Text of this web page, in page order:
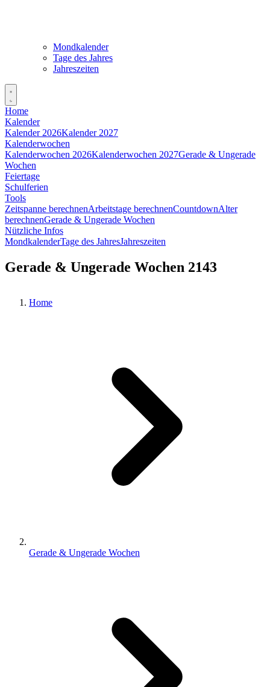
Mondkalender
Tage des Jahres
Jahreszeiten
Home
Kalender
Kalender 2026Kalender 2027
Kalenderwochen
Kalenderwochen 2026Kalenderwochen 2027Gerade & Ungerade
Wochen
Feiertage
Schulferien
Tools
Zeitspanne berechnenArbeitstage berechnenCountdownAlter
berechnenGerade & Ungerade Wochen
Nützliche Infos
MondkalenderTage des JahresJahreszeiten
Gerade & Ungerade Wochen 2143
Home
Gerade & Ungerade Wochen